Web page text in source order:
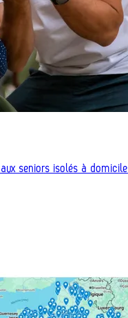
seniors isolés à domicile